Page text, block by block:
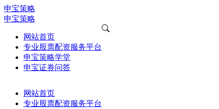
申宝策略
申宝策略
网站首页
专业股票配资服务平台
申宝策略学堂
申宝证券问答
网站首页
专业股票配资服务平台